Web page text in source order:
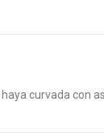
curvada con